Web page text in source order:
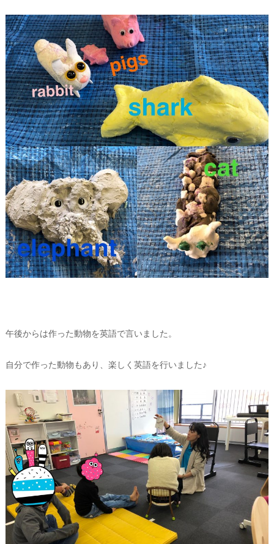
午後からは作った動物を英語で言いました。
自分で作った動物もあり、楽しく英語を行いました♪